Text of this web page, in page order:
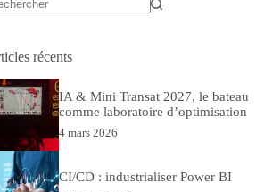
récents
IA & Mini Transat 2027, le bateau
comme laboratoire d’optimisation
4 mars 2026
CI/CD : industrialiser Power BI